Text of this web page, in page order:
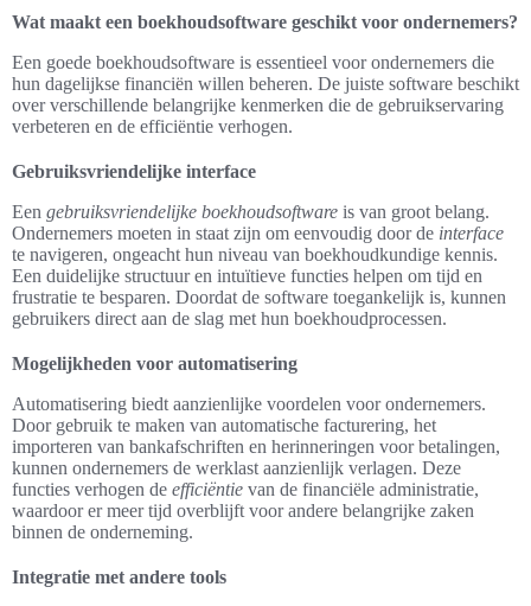
Wat maakt een boekhoudsoftware geschikt voor ondernemers?
Een goede boekhoudsoftware is essentieel voor ondernemers die
hun dagelijkse financiën willen beheren. De juiste software beschikt
over verschillende belangrijke kenmerken die de gebruikservaring
verbeteren en de efficiëntie verhogen.
Gebruiksvriendelijke interface
Een gebruiksvriendelijke boekhoudsoftware is van groot belang.
Ondernemers moeten in staat zijn om eenvoudig door de interface
te navigeren, ongeacht hun niveau van boekhoudkundige kennis.
Een duidelijke structuur en intuïtieve functies helpen om tijd en
frustratie te besparen. Doordat de software toegankelijk is, kunnen
gebruikers direct aan de slag met hun boekhoudprocessen.
Mogelijkheden voor automatisering
Automatisering biedt aanzienlijke voordelen voor ondernemers.
Door gebruik te maken van automatische facturering, het
importeren van bankafschriften en herinneringen voor betalingen,
kunnen ondernemers de werklast aanzienlijk verlagen. Deze
functies verhogen de efficiëntie van de financiële administratie,
waardoor er meer tijd overblijft voor andere belangrijke zaken
binnen de onderneming.
Integratie met andere tools